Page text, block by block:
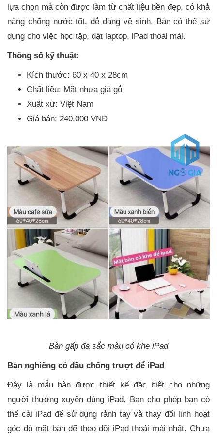
lựa chọn mà còn được làm từ chất liệu bền đẹp, có khả
năng chống nước tốt, dễ dàng vệ sinh. Bàn có thể sử
dụng cho việc học tập, đặt laptop, iPad thoải mái.
Thông số kỹ thuật:
Kích thước: 60 x 40 x 28cm
Chất liệu: Mặt nhựa giả gỗ
Xuất xứ: Việt Nam
Giá bán: 240.000 VNĐ
Bàn gấp đa sắc màu có khe iPad
Bàn nghiêng có đầu chống trượt để iPad
Đây là mẫu bàn được thiết kế đặc biệt cho những
người thường xuyên dùng iPad. Bạn cho phép bạn có
thể cài iPad để sử dụng rảnh tay và thay đổi linh hoạt
góc độ mặt bàn để theo dõi iPad thoải mái nhất. Chưa